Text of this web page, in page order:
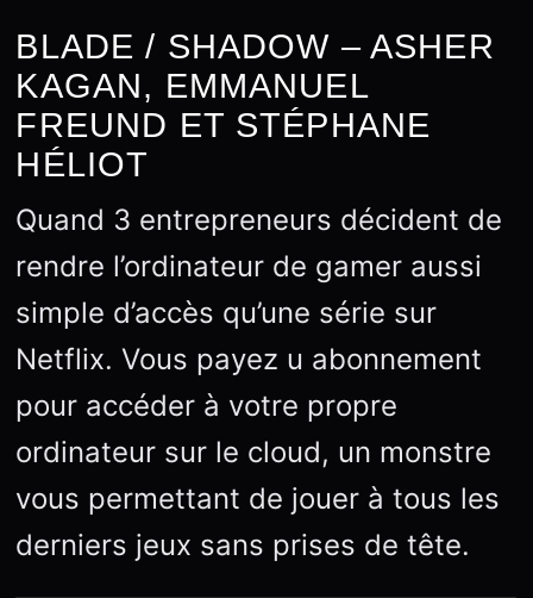
BLADE / SHADOW – ASHER
KAGAN, EMMANUEL
FREUND ET STÉPHANE
HÉLIOT
Quand 3 entrepreneurs décident de
rendre l’ordinateur de gamer aussi
simple d’accès qu’une série sur
Netflix. Vous payez u abonnement
pour accéder à votre propre
ordinateur sur le cloud, un monstre
vous permettant de jouer à tous les
derniers jeux sans prises de tête.